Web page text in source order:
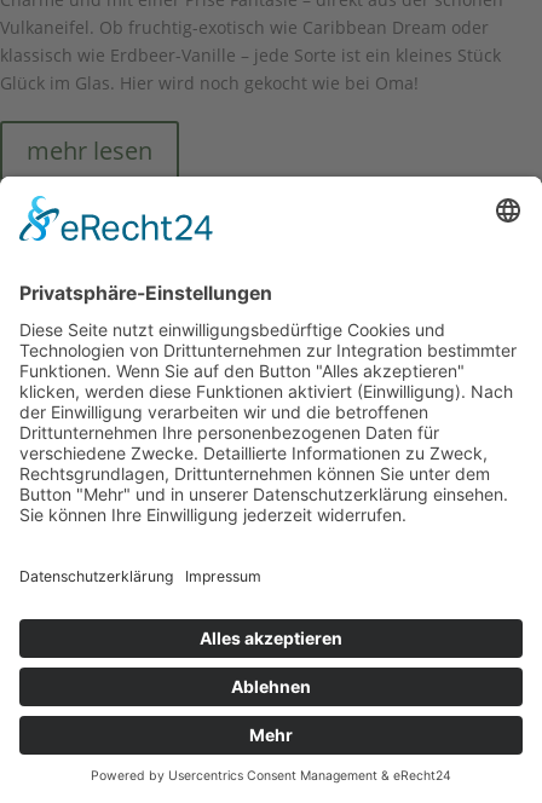
Vulkaneifel. Ob fruchtig-exotisch wie Caribbean Dream oder
klassisch wie Erdbeer-Vanille – jede Sorte ist ein kleines Stück
Glück im Glas. Hier wird noch gekocht wie bei Oma!
mehr lesen
Sie sind regionaler Erzeuger
in der Vulkaneifel und
möchten dabei sein?
Das Projekt “Von Hier –
Vulkaneifel” ist eine Initiative von